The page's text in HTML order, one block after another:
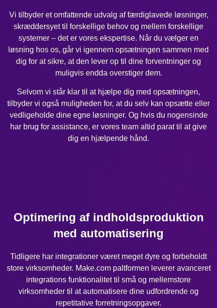
Vi tilbyder et omfattende udvalg af færdiglavede løsninger,
skræddersyet til forskellige behov og mellem forskellige
systemer – det er vores ekspertise. Når du vælger en
løsning hos os, går vi igennem opsætningen sammen med
dig for at sikre, at den lever op til dine forventninger og
muligvis endda overstiger dem.
Selvom vi står klar til at hjælpe dig med opsætningen,
tilbyder vi også muligheden for, at du selv kan opsætte eller
vedligeholde dine egne løsninger. Og hvis du nogensinde
har brug for assistance, er vores team altid parat til at give
dig en hjælpende hånd.
Optimering af indholdsproduktion
med automatisering
Tidligere har integrationer været meget dyre og forbeholdt
store virksomheder. Make.com paltformen leverer avanceret
integrations funktionalitet til små og mellemstore
virksomheder til at automatisere dine udfordrende og
repetitative forretningsopgaver.